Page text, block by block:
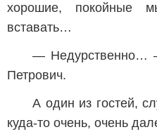
хорошие, покойные
вставать…
— Недурственно…
Петрович.
А один из гостей,
куда-то очень, очень